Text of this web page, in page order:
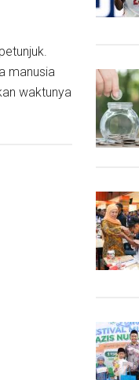
manusia
waktunya